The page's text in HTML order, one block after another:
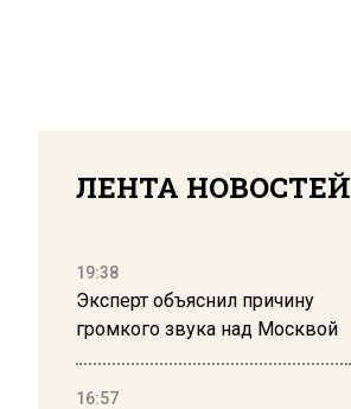
ЛЕНТА НОВОСТЕЙ
19:38
Эксперт объяснил причину
громкого звука над Москвой
16:57